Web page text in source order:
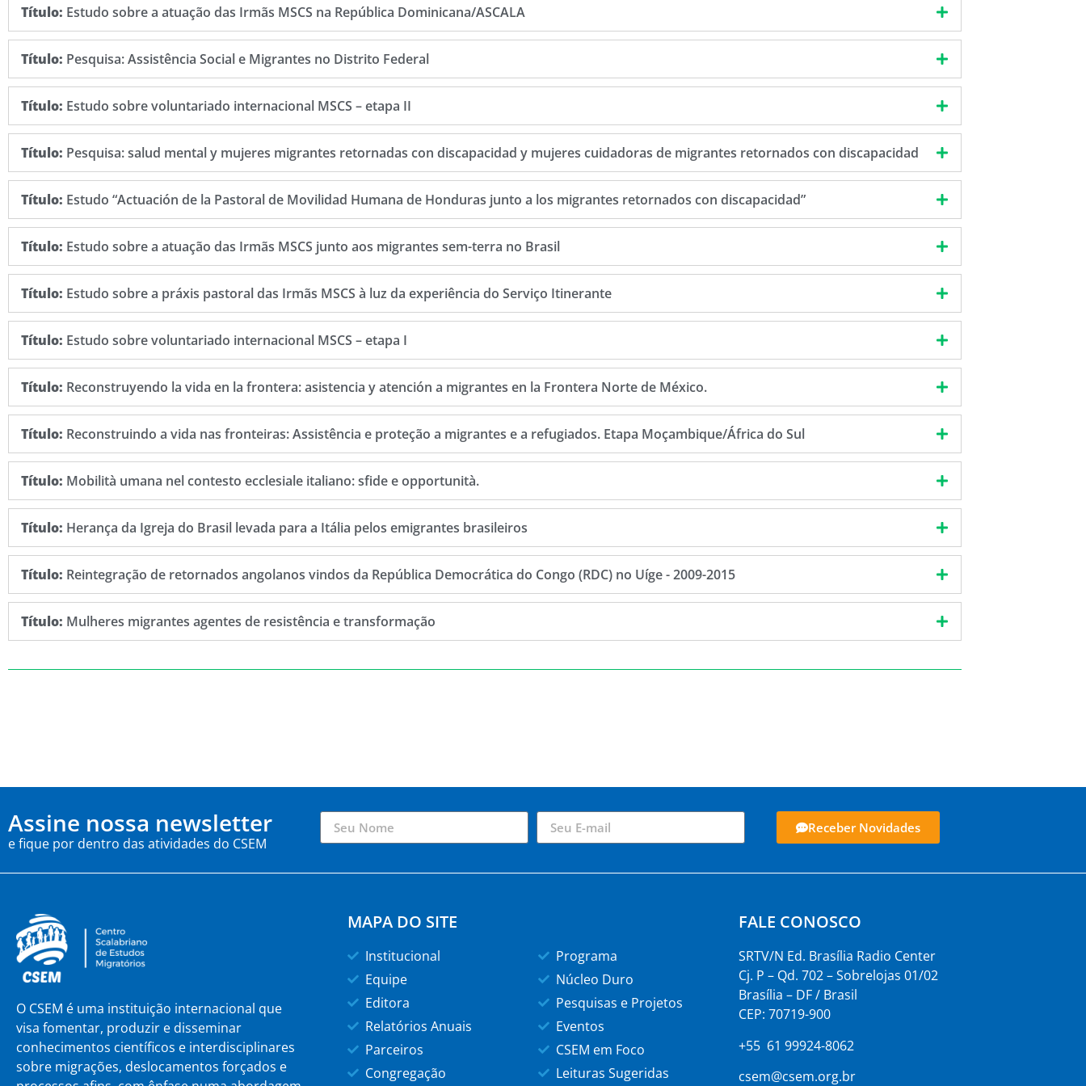
Título: Estudo sobre a atuação das Irmãs MSCS na República Dominicana/ASCALA
Título: Pesquisa: Assistência Social e Migrantes no Distrito Federal
Título: Estudo sobre voluntariado internacional MSCS – etapa II
Título: Pesquisa: salud mental y mujeres migrantes retornadas con discapacidad y mujeres cuidadoras de migrantes retornados con discapacidad
Título: Estudo “Actuación de la Pastoral de Movilidad Humana de Honduras junto a los migrantes retornados con discapacidad”
Título: Estudo sobre a atuação das Irmãs MSCS junto aos migrantes sem-terra no Brasil
Título: Estudo sobre a práxis pastoral das Irmãs MSCS à luz da experiência do Serviço Itinerante
Título: Estudo sobre voluntariado internacional MSCS – etapa I
Título: Reconstruyendo la vida en la frontera: asistencia y atención a migrantes en la Frontera Norte de México.
Título: Reconstruindo a vida nas fronteiras: Assistência e proteção a migrantes e a refugiados. Etapa Moçambique/África do Sul
Título: Mobilità umana nel contesto ecclesiale italiano: sfide e opportunità.
Título: Herança da Igreja do Brasil levada para a Itália pelos emigrantes brasileiros
Título: Reintegração de retornados angolanos vindos da República Democrática do Congo (RDC) no Uíge - 2009-2015
Título: Mulheres migrantes agentes de resistência e transformação
Assine nossa newsletter
e fique por dentro das atividades do CSEM
Receber Novidades
O CSEM é uma instituição internacional que
visa fomentar, produzir e disseminar
conhecimentos científicos e interdisciplinares
sobre migrações, deslocamentos forçados e
MAPA DO SITE
Institucional
Equipe
Editora
Relatórios Anuais
Parceiros
Congregação
Programa
Núcleo Duro
Pesquisas e Projetos
Eventos
CSEM em Foco
Leituras Sugeridas
FALE CONOSCO
SRTV/N Ed. Brasília Radio Center
Cj. P – Qd. 702 – Sobrelojas 01/02
Brasília – DF / Brasil
CEP: 70719-900
+55 61 99924-8062
csem@csem.org.br